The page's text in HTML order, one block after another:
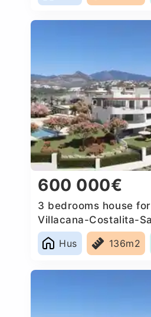
600 000€
3 bedrooms house
Villacana-Costalita-
Hus
136m2